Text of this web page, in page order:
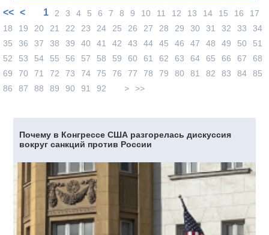
<< < 1 2 3 4 5 6 7 8 9 10 11 12 13 14 15 16
17
18
19 20 21 22 23 24 25 26 27 28 29 30 31 32 33
34
35
36 37 38 39 40 41 42 43 44 45 46 47 48 49 50
51
52
53 54 55 56 57 58 59 60 61 62 63 64 65 66 67
68
69
70 71 72 73 74 75 76 77 78 79 80 81 82 83 84
85
86
87 88 89 90 91 92 > >>
Почему в Конгрессе США разгорелась дискуссия
вокруг санкций против России